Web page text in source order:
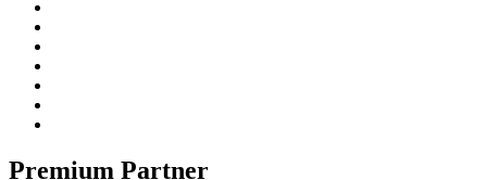
Premium Partner